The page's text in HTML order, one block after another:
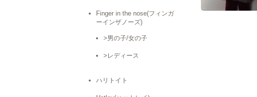
Finger in the nose(フィンガ
ーインザノーズ)
>男の子/女の子
>レディース
ハリトイト